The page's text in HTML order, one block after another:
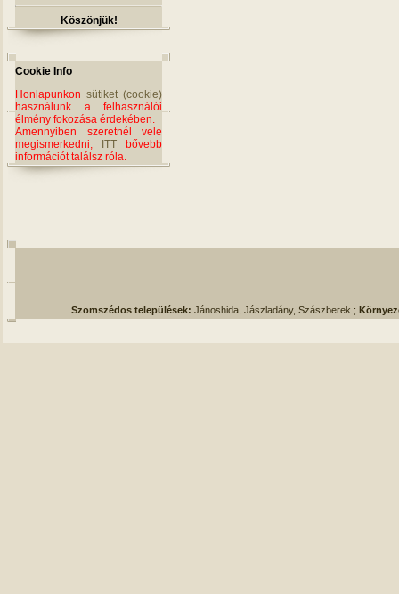
Köszönjük!
Cookie Info
Honlapunkon sütiket (cookie)
használunk a felhasználói
élmény fokozása érdekében.
Amennyiben szeretnél vele
megismerkedni,
ITT bővebb
információt találsz róla.
Szomszédos települések: Jánoshida, Jászladány, Szászberek ;